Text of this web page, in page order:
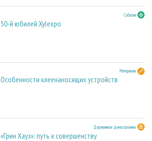
События
50-й юбилей Xylexpo
Материалы
Особенности клеенаносящих устройств
Деревянное домостроение
«Грин Хауз»: путь к совершенству